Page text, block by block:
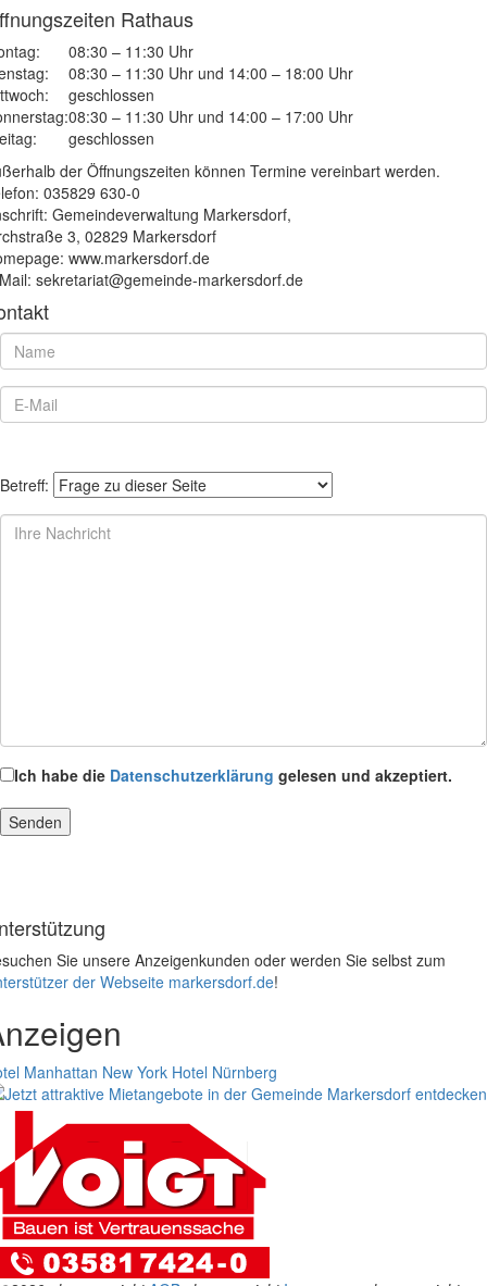
Rathaus
08:30 – 11:30 Uhr
08:30 – 11:30 Uhr und 14:00 – 18:00 Uhr
geschlossen
08:30 – 11:30 Uhr und 14:00 – 17:00 Uhr
geschlossen
der Öffnungszeiten können Termine vereinbart werden.
035829 630-0
Gemeindeverwaltung Markersdorf,
3, 02829 Markersdorf
www.markersdorf.de
sekretariat@gemeinde-markersdorf.de
Betreff:
Ich habe die Datenschutzerklärung gelesen und akzeptiert.
Sie unsere Anzeigenkunden oder werden Sie selbst zum
der Webseite markersdorf.de!
Manhattan New York Hotel Nürnberg